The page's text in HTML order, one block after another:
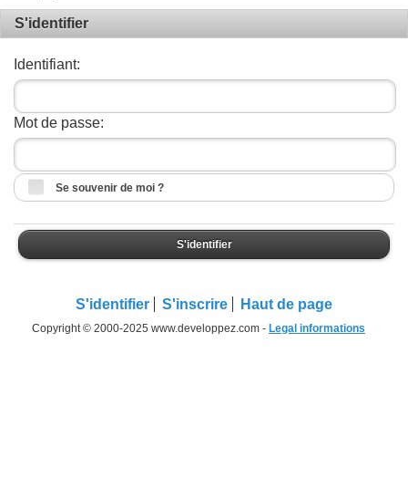
S'identifier
Identifiant:
Mot de passe:
Se souvenir de moi ?
S'identifier
S'identifier S'inscrire Haut de page
Copyright © 2000-2025 www.developpez.com - Legal informations